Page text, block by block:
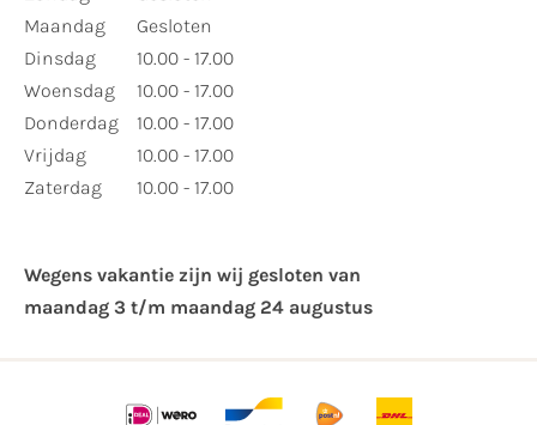
Maandag
Dinsdag
Woensdag
Donderdag
Vrijdag
Zaterdag
Gesloten
10.00 - 17.00
10.00 - 17.00
10.00 - 17.00
10.00 - 17.00
10.00 - 17.00
Wegens vakantie zijn wij gesloten van ​
maandag 3 t/m maandag 24 augustus